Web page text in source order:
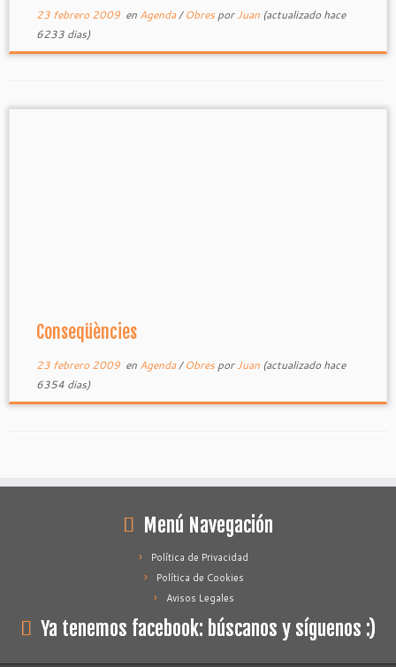
23 febrero 2009en Agenda/Obres porJuan(actualizado hace
6233 dias)
Conseqüències
23 febrero 2009en Agenda/Obres porJuan(actualizado hace
6354 dias)
Menú Navegación
Política de Privacidad
Política de Cookies
Avisos Legales
Ya tenemos facebook: búscanos y síguenos :)